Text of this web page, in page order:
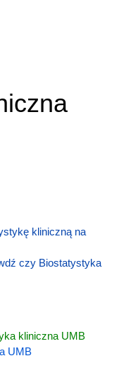
kliniczną na
czy Biostatystyka
kliniczna UMB
UMB